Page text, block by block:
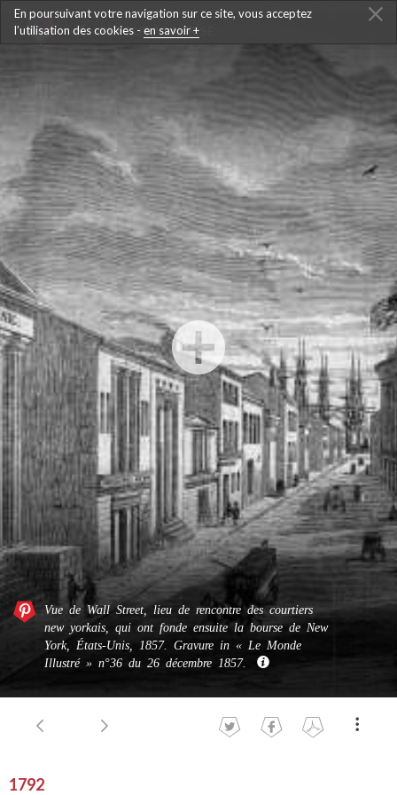
RETOUR À LA FRISE
Vue de Wall Street, lieu de rencontre des courtiers
new yorkais, qui ont fonde ensuite la bourse de New
York, États-Unis, 1857. Gravure in « Le Monde
Illustré » n°36 du 26 décembre 1857.
1792
En poursuivant votre navigation sur ce site, vous acceptez
l’utilisation des cookies - en savoir +